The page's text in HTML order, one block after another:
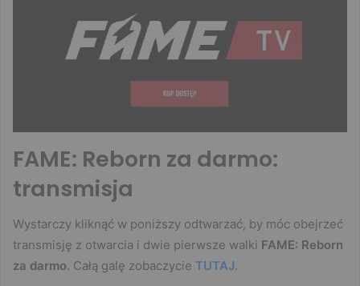
FAME: Reborn za darmo:
transmisja
Wystarczy kliknąć w poniższy odtwarzać, by móc obejrzeć
transmisję z otwarcia i dwie pierwsze walki FAME: Reborn
za darmo. Całą galę zobaczycie TUTAJ.